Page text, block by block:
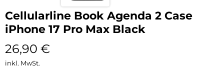
Cellularline Book Agenda 2 Case
iPhone 17 Pro Max Black
26,90 €
inkl. MwSt.